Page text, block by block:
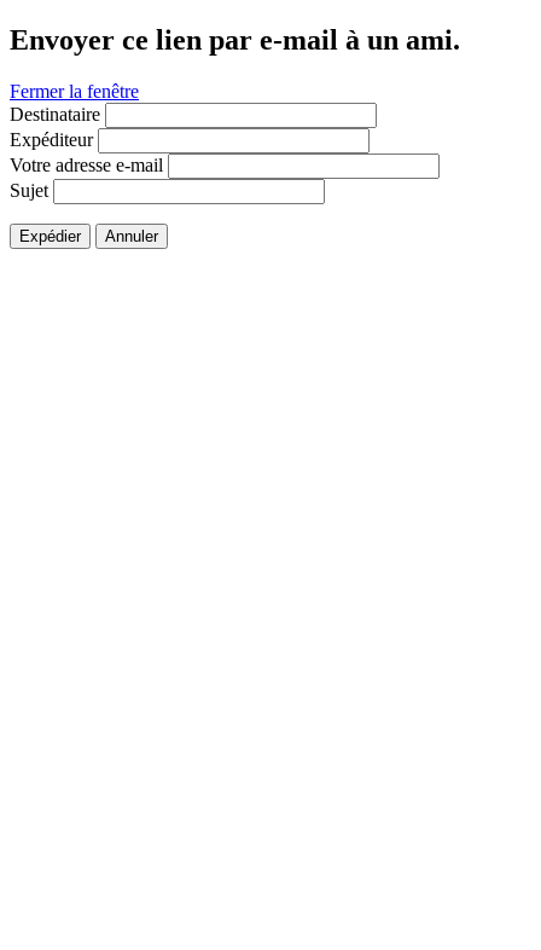
Envoyer ce lien par e-mail à un ami.
Fermer la fenêtre
Destinataire
Expéditeur
Votre adresse e-mail
Sujet
Expédier Annuler